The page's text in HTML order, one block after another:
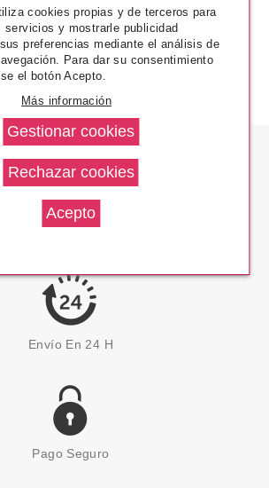
Envío En 24 H
Pago Seguro
cookies propias y de terceros para
servicios y mostrarle publicidad
preferencias mediante el análisis de
Para dar su consentimiento
el botón Acepto.
Más información